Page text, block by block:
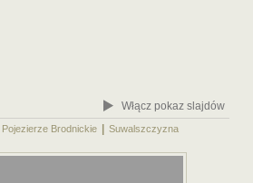
Włącz pokaz slajdów
Pojezierze Brodnickie Suwalszczyzna